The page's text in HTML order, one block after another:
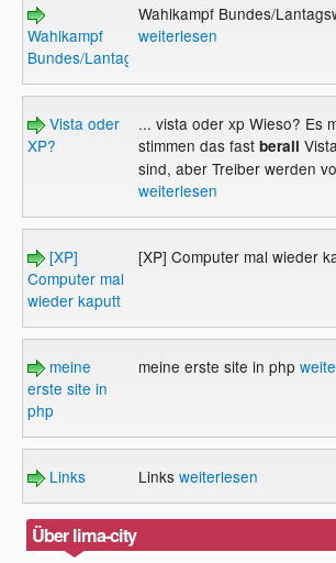
Wahlkampf
Bundes/Lantagswahlen'09
Wahlkampf Bundes/
weiterlesen
Vista oder
XP?
... vista oder xp Wieso? Es
stimmen das fast berall
sind, aber Treiber werden
weiterlesen
[XP]
Computer mal
wieder kaputt
[XP] Computer mal wieder
meine
erste site in
php
meine erste site in php
Links Links weiterlesen
Über lima-city